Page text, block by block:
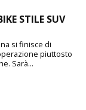
STILE SUV
si finisce di
piuttosto
Sarà...